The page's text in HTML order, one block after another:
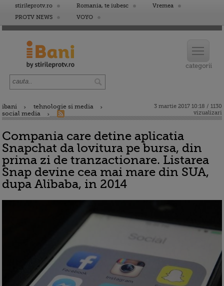
stirileprotv.ro Romania, te iubesc
Vremea
PROTV NEWS
VOYO
ibani
tehnologie si media
social media
3 martie 2017 10:18 / 1130
vizualizari
Compania care detine aplicatia
Snapchat da lovitura pe bursa, din
prima zi de tranzactionare. Listarea
Snap devine cea mai mare din SUA,
dupa Alibaba, in 2014